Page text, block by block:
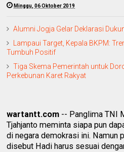
Minggu, 06 Oktober 2019
Alumni Jogja Gelar Deklarasi
Lampaui Target, Kepala BKPM:
Tumbuh Positif
Tiga Skema Pemerintah untuk
Perkebunan Karet Rakyat
wartantt.com -- Panglima TNI
Tjahjanto meminta siapa pun
di negara demokrasi ini. Namun
disebut Hadi harus sesuai